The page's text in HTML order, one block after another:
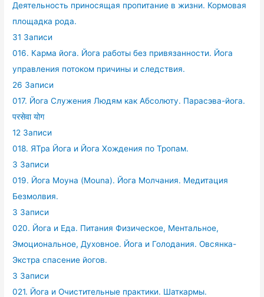
Деятельность приносящая пропитание в жизни. Кормовая
площадка рода.
31 Записи
016. Карма йога. Йога работы без привязанности. Йога
управления потоком причины и следствия.
26 Записи
017. Йога Служения Людям как Абсолюту. Парасэва-йога.
परसेवा योग
12 Записи
018. ЯТра Йога и Йога Хождения по Тропам.
3 Записи
019. Йога Моуна (Mouna). Йога Молчания. Медитация
Безмолвия.
3 Записи
020. Йога и Еда. Питания Физическое, Ментальное,
Эмоциональное, Духовное. Йога и Голодания. Овсянка-
Экстра спасение йогов.
3 Записи
021. Йога и Очистительные практики. Шаткармы.